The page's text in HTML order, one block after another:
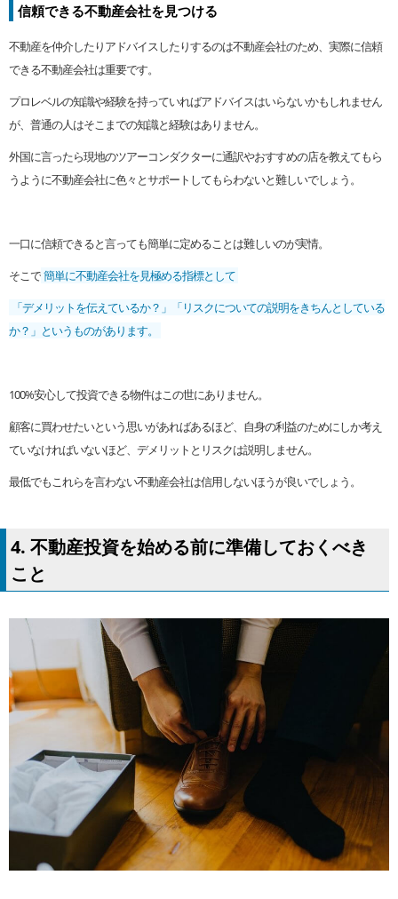
信頼できる不動産会社を見つける
不動産を仲介したりアドバイスしたりするのは不動産会社のため、実際に信頼
できる不動産会社は重要です。
プロレベルの知識や経験を持っていればアドバイスはいらないかもしれません
が、普通の人はそこまでの知識と経験はありません。
外国に言ったら現地のツアーコンダクターに通訳やおすすめの店を教えてもら
うように不動産会社に色々とサポートしてもらわないと難しいでしょう。
一口に信頼できると言っても簡単に定めることは難しいのが実情。
そこで簡単に不動産会社を見極める指標として
「デメリットを伝えているか？」「リスクについての説明をきちんとしている
か？」というものがあります。
100%安心して投資できる物件はこの世にありません。
顧客に買わせたいという思いがあればあるほど、自身の利益のためにしか考え
ていなければいないほど、デメリットとリスクは説明しません。
最低でもこれらを言わない不動産会社は信用しないほうが良いでしょう。
4. 不動産投資を始める前に準備しておくべき
こと